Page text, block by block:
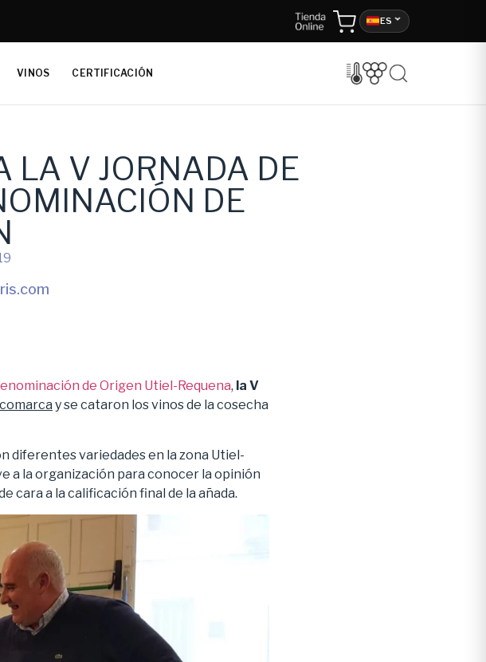
ES
VINOS CERTIFICACIÓN
LA V JORNADA DE
DE
de Origen Utiel-Requena, la V
y se cataron los vinos de la cosecha
diferentes variedades en la zona Utiel-
a la organización para conocer la opinión
cara a la calificación final de la añada.